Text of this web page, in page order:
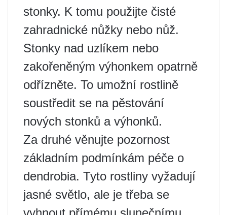
stonky. K tomu použijte čisté
zahradnické nůžky nebo nůž.
Stonky nad uzlíkem nebo
zakořeněným výhonkem opatrně
odřízněte. To umožní rostlině
soustředit se na pěstování
nových stonků a výhonků.
Za druhé věnujte pozornost
základním podmínkám péče o
dendrobia. Tyto rostliny vyžadují
jasné světlo, ale je třeba se